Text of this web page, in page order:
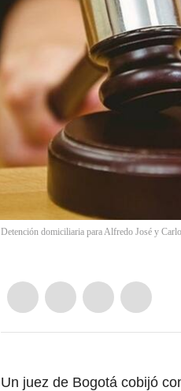
Detención domiciliaria para Alfredo José y
Un juez de Bogotá cobijó